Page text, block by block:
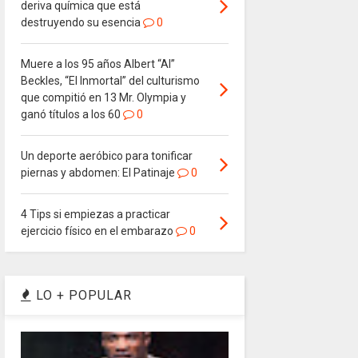
deriva química que está
destruyendo su esencia
0
Muere a los 95 años Albert “Al”
Beckles, “El Inmortal” del culturismo
que compitió en 13 Mr. Olympia y
ganó títulos a los 60
0
Un deporte aeróbico para tonificar
piernas y abdomen: El Patinaje
0
4 Tips si empiezas a practicar
ejercicio físico en el embarazo
0
LO + POPULAR